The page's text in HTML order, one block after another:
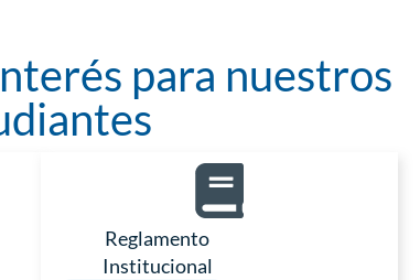
para nuestros
Reglamento
Institucional